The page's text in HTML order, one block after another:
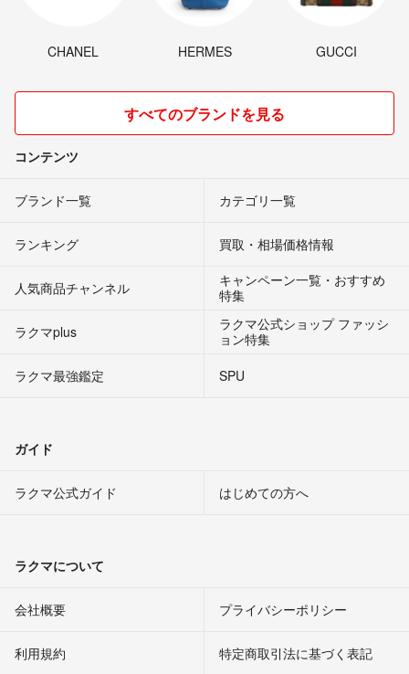
CHANEL HERMES GUCCI
すべてのブランドを見る
コンテンツ
ブランド一覧 カテゴリ一覧
ランキング 買取・相場価格情報
人気商品チャンネル
キャンペーン一覧・おすすめ
特集
ラクマplus
ラクマ公式ショップ ファッシ
ョン特集
ラクマ最強鑑定
SPU
ガイド
ラクマ公式ガイド はじめての方へ
ラクマについて
会社概要 プライバシーポリシー
利用規約 特定商取引法に基づく表記